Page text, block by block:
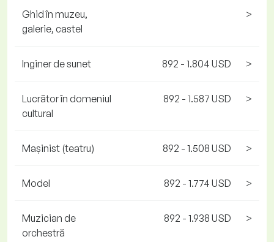
Ghid în muzeu,
galerie, castel
>
Inginer de sunet 892 - 1.804 USD >
Lucrător în domeniul
cultural
892 - 1.587 USD >
Mașinist (teatru) 892 - 1.508 USD >
Model 892 - 1.774 USD >
Muzician de
orchestră
892 - 1.938 USD >